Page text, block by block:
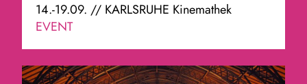
14.-19.09. // KARLSRUHE Kinemathek
EVENT